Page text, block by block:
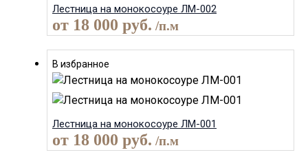
Лестница на монокосоуре ЛМ-002
от 18 000 руб. /п.м
В избранное
Лестница на монокосоуре ЛМ-001
от 18 000 руб. /п.м